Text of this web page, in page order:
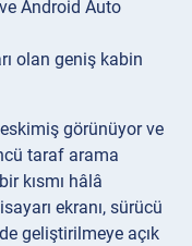
Android Auto
olan geniş kabin
görünüyor ve
taraf arama
kısmı hâlâ
ekranı, sürücü
geliştirilmeye açık